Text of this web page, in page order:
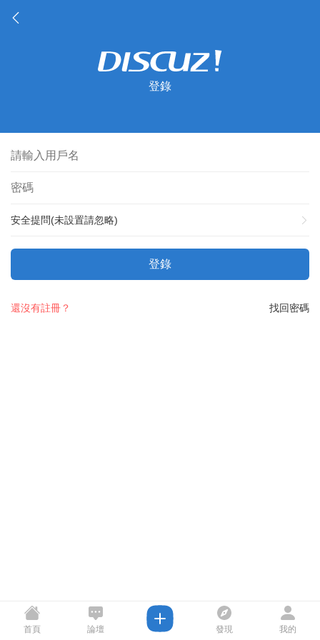
登錄
安全提問(未設置請忽略)
登錄
找回密碼
還沒有註冊？
首頁 論壇 發現 我的